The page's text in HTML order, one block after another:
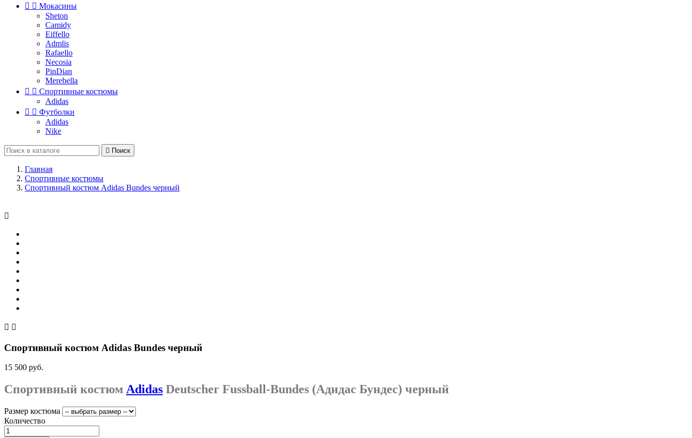
  Мокасины
Sheton
Camidy
Eiffello
Admlis
Rafaello
Necosia
PinDian
Merebella
  Спортивные костюмы
Adidas
  Футболки
Adidas
Nike
 Поиск
Главная
Спортивные костюмы
Спортивный костюм Adidas Bundes черный

 
Спортивный костюм Adidas Bundes черный
15 500 руб.
Спортивный костюм Adidas Deutscher Fussball-Bundes (Адидаc Бундес) черный
Размер костюма
Количество